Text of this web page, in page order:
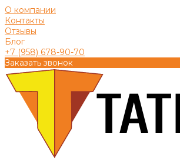
О компании
Контакты
Отзывы
Блог
+7 (958) 678-90-70
Заказать звонок